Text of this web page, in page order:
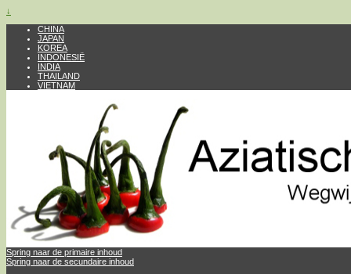
↓
CHINA
JAPAN
KOREA
INDONESIË
INDIA
THAILAND
VIETNAM
Spring naar de primaire inhoud
Spring naar de secundaire inhoud